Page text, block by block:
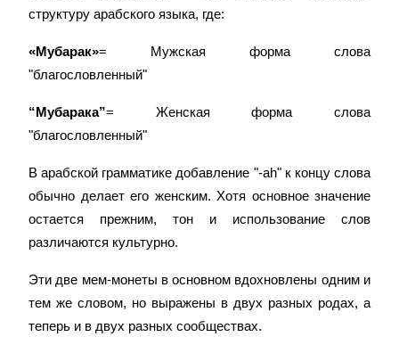
структуру арабского языка, где:
«Мубарак»= Мужская форма слова
"благословленный"
“Мубарака”= Женская форма слова
"благословленный"
В арабской грамматике добавление "-ah" к концу слова
обычно делает его женским. Хотя основное значение
остается прежним, тон и использование слов
различаются культурно.
Эти две мем-монеты в основном вдохновлены одним и
тем же словом, но выражены в двух разных родах, а
теперь и в двух разных сообществах.